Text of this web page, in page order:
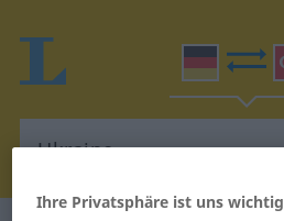
Ihre Privatsphäre ist uns wichtig